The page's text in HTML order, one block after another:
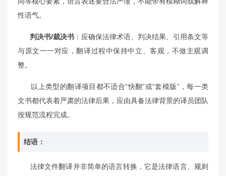
性语气。
判决书/裁决书 ：应确保法律术语、判决结果、引用条文等
与原文一一对应，翻译过程中保持中立、客观，不做主观调
整。
以上类型的翻译项目都不适合“快翻”或“套模版”，每一类
文书都代表着严肃的法律后果，应由具备法律背景的译员团队
按规范流程完成。
结语：
法律文件翻译并非简单的语言转换，它是法律语言、规则